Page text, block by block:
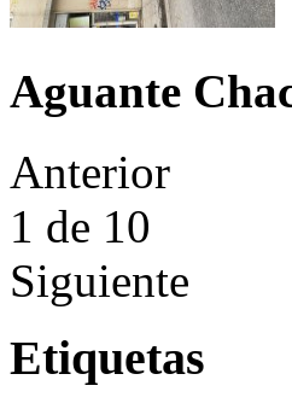
Aguante
Anterior
1 de 10
Siguiente
Etiquetas